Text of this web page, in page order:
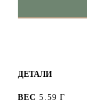
ДЕТАЛИ
ВЕС 5.59 Г